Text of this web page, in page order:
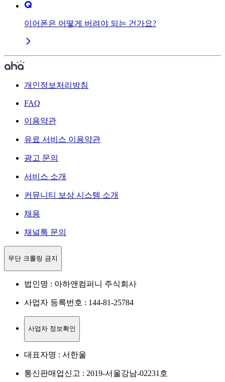
이어폰은 어떻게 버려야 되는 건가요?
개인정보처리방침
FAQ
이용약관
유료 서비스 이용약관
광고 문의
서비스 소개
커뮤니티 보상 시스템 소개
채용
채널톡 문의
무단 크롤링 금지
법인명 : 아하앤컴퍼니 주식회사
사업자 등록번호 : 144-81-25784
사업자 정보확인
대표자명 : 서한울
통신판매업신고 : 2019-서울강남-02231호